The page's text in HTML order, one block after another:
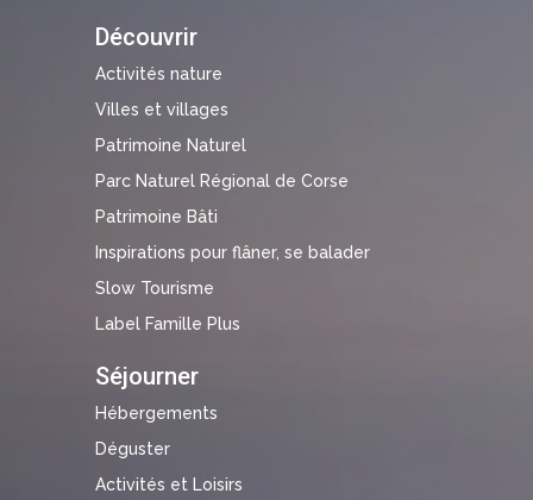
Découvrir
Activités nature
Villes et villages
Patrimoine Naturel
Parc Naturel Régional de Corse
Patrimoine Bâti
Inspirations pour flâner, se balader
Slow Tourisme
Label Famille Plus
Séjourner
Hébergements
Déguster
Activités et Loisirs